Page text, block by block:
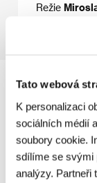
Tato webová
K personalizaci
sociálních médií
soubory cookie.
sdílíme se svými
analýzy. Partneři
Režie